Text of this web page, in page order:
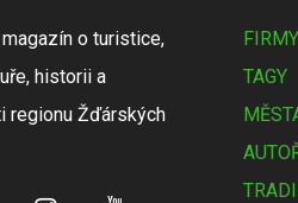
o turistice,
historii a
regionu Žďárských
FIRMY
TAGY